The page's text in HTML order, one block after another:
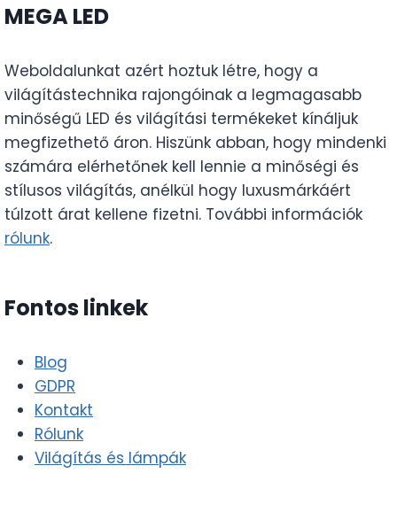
MEGA LED
Weboldalunkat azért hoztuk létre, hogy a
világítástechnika rajongóinak a legmagasabb
minőségű LED és világítási termékeket kínáljuk
megfizethető áron. Hiszünk abban, hogy mindenki
számára elérhetőnek kell lennie a minőségi és
stílusos világítás, anélkül hogy luxusmárkáért
túlzott árat kellene fizetni. További információk
rólunk.
Fontos linkek
Blog
GDPR
Kontakt
Rólunk
Világítás és lámpák